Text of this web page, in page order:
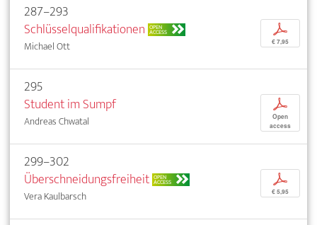
287–293
Schlüsselqualifikationen OPEN
ACCESS
Michael Ott
p
€ 7,95
295
Student im Sumpf
Andreas Chwatal
p
Open
access
299–302
Überschneidungsfreiheit OPEN
ACCESS
Vera Kaulbarsch
p
€ 5,95